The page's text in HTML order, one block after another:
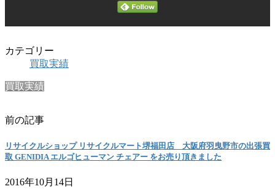
カテゴリー
買取実績
買取実績
前の記事
リサイクルショップ リサイクルマート堺福田店 大阪府羽曳野市の出張買
取 GENIDIA エルゴヒューマン チェアー をお売り頂きました
2016年10月14日